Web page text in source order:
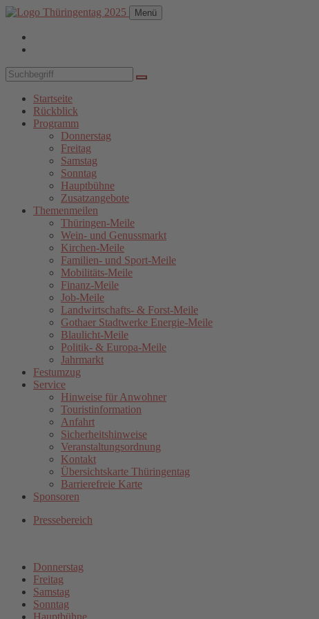
Menü
Startseite
Rückblick
Programm
Donnerstag
Freitag
Samstag
Sonntag
Hauptbühne
Zusatzangebote
Themenmeilen
Thüringen-Meile
Wein- und Genussmarkt
Kirchen-Meile
Familien- und Sport-Meile
Mobilitäts-Meile
Finanz-Meile
Job-Meile
Landwirtschafts- & Forst-Meile
Gothaer Stadtwerke Energie-Meile
Blaulicht-Meile
Politik- & Europa-Meile
Jahrmarkt
Festumzug
Service
Hinweise für Anwohner
Touristinformation
Anfahrt
Sicherheitshinweise
Veranstaltungsordnung
Kontakt
Übersichtskarte Thüringentag
Barrierefreie Karte
Sponsoren
Pressebereich
Donnerstag
Freitag
Samstag
Sonntag
Hauptbühne